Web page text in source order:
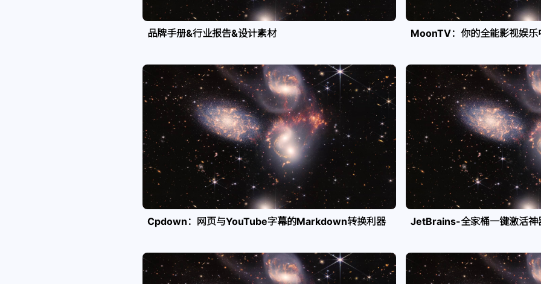
品牌手册&行业报告&设计素材 MoonTV：你的全能影视娱乐
Cpdown：网页与YouTube字幕的Markdown转换利器 JetBrains-全家桶一键激活神